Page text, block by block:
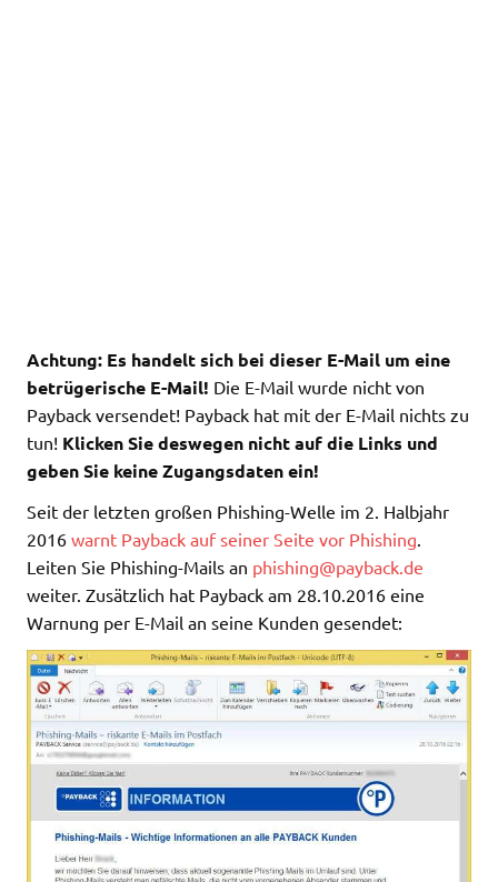
Achtung: Es handelt sich bei dieser E-Mail um eine
betrügerische E-Mail! Die E-Mail wurde nicht von
Payback versendet! Payback hat mit der E-Mail nichts zu
tun! Klicken Sie deswegen nicht auf die Links und
geben Sie keine Zugangsdaten ein!
Seit der letzten großen Phishing-Welle im 2. Halbjahr
2016 warnt Payback auf seiner Seite vor Phishing
Leiten Sie Phishing-Mails an phishing@payback.de
weiter. Zusätzlich hat Payback am 28.10.2016 eine
Warnung per E-Mail an seine Kunden gesendet: